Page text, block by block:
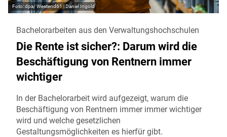
dpa/ Westend61 | Daniel Ingold
Bachelorarbeiten aus den Verwaltungshochschulen
Die Rente ist sicher?: Darum wird die
Beschäftigung von Rentnern immer
wichtiger
In der Bachelorarbeit wird aufgezeigt, warum die
Beschäftigung von Rentnern immer immer wichtiger
wird und welche gesetzlichen
Gestaltungsmöglichkeiten es hierfür gibt.